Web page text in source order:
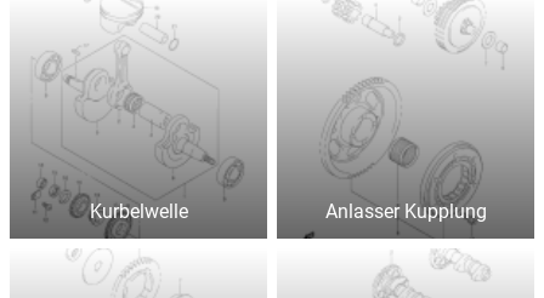
Kurbelwelle Anlasser Kupplung